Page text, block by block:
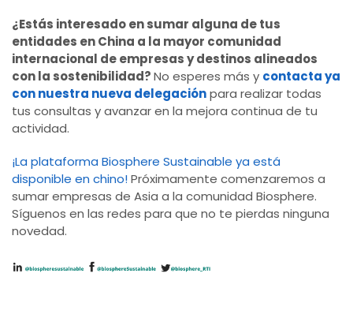
¿Estás interesado en sumar alguna de tus
entidades en China a la mayor comunidad
internacional de empresas y destinos alineados
con la sostenibilidad?No esperes más y contacta ya
con nuestra nueva delegaciónpara realizar todas
tus consultas y avanzar en la mejora continua de tu
actividad.
¡La plataforma Biosphere Sustainable ya está
disponible en chino!Próximamente comenzaremos a
sumar empresas de Asia a la comunidad Biosphere.
Síguenos en las redes para que no te pierdas ninguna
novedad.